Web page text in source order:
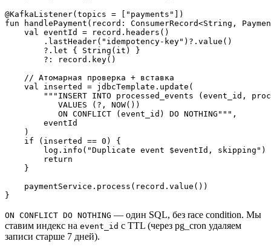
@KafkaListener(topics = ["payments"])
fun handlePayment(record: ConsumerRecord<String,
    val eventId = record.headers()
        .lastHeader("idempotency-key")?.value()
        ?.let { String(it) }
        ?: record.key()
    // Атомарная проверка + вставка
    val inserted = jdbcTemplate.update(
"""INSERT INTO processed_events (event_id,
           VALUES (?, NOW())
           ON CONFLICT (event_id) DO NOTHING""",
        eventId
    )
    if (inserted == 0) {
        log.info("Duplicate event $eventId, skipping")
        return
    }
    paymentService.process(record.value())
ON CONFLICT DO NOTHING — один SQL, без race condition. Мы
ставим индекс на event_id с TTL (через pg_cron удаляем
записи старше 7 дней).